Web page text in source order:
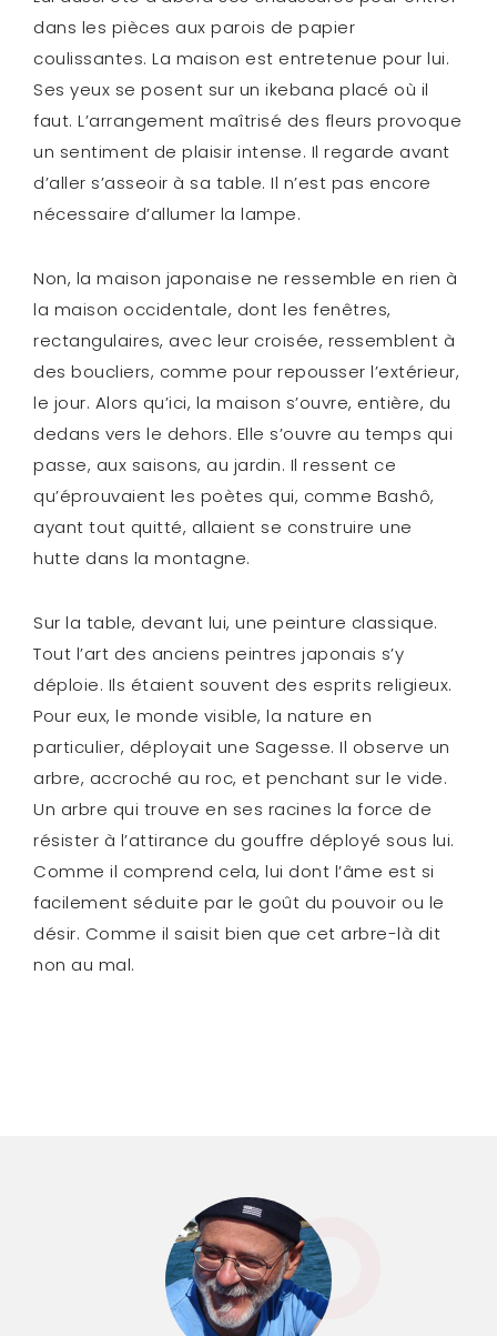
dans les pièces aux parois de papier
coulissantes. La maison est entretenue pour lui.
Ses yeux se posent sur un ikebana placé où il
faut. L’arrangement maîtrisé des fleurs provoque
un sentiment de plaisir intense. Il regarde avant
d’aller s’asseoir à sa table. Il n’est pas encore
nécessaire d’allumer la lampe.
Non, la maison japonaise ne ressemble en rien à
la maison occidentale, dont les fenêtres,
rectangulaires, avec leur croisée, ressemblent à
des boucliers, comme pour repousser l’extérieur,
le jour. Alors qu’ici, la maison s’ouvre, entière, du
dedans vers le dehors. Elle s’ouvre au temps qui
passe, aux saisons, au jardin. Il ressent ce
qu’éprouvaient les poètes qui, comme Bashô,
ayant tout quitté, allaient se construire une
hutte dans la montagne.
Sur la table, devant lui, une peinture classique.
Tout l’art des anciens peintres japonais s’y
déploie. Ils étaient souvent des esprits religieux.
Pour eux, le monde visible, la nature en
particulier, déployait une Sagesse. Il observe un
arbre, accroché au roc, et penchant sur le vide.
Un arbre qui trouve en ses racines la force de
résister à l’attirance du gouffre déployé sous lui.
Comme il comprend cela, lui dont l’âme est si
facilement séduite par le goût du pouvoir ou le
désir. Comme il saisit bien que cet arbre-là dit
non au mal.